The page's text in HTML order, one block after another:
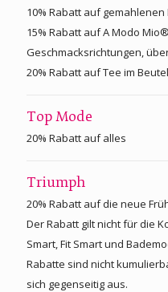
10% Rabatt auf gemahlenen
15% Rabatt auf A Modo
Geschmacksrichtungen,
20% Rabatt auf Tee im Beutel
Top Mode
20% Rabatt auf alles
Triumph
20% Rabatt auf die neue
Der Rabatt gilt nicht für die
Smart, Fit Smart und
Rabatte sind nicht
sich gegenseitig aus.